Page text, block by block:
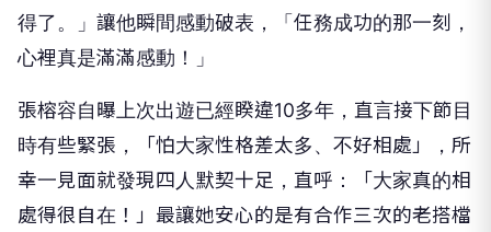
得了。」 讓他瞬間感動破表，「任務成功的那一刻，
心裡真是滿滿感動！」
張榕容自曝上次出遊已經睽違10多年，直言接下節目
時有些緊張，
「怕大家性格差太多、不好相處」， 所
幸一見面就發現四人默契十足，直呼：「大家真的相
處得很自在！
」最讓她安心的是有合作三次的老搭檔